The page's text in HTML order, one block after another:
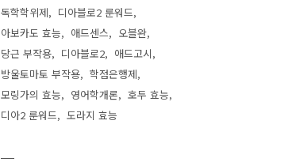
독학학위제
디아블로2 룬워드
아보카도 효능
애드센스
오블완
당근 부작용
디아블로2
애드고시
방울토마토 부작용
학점은행제
모링가의 효능
영어학개론
호두 효능
디아2 룬워드
도라지 효능